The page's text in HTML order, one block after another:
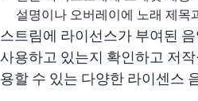
설명이나 오버레이에 노래 제목
스트림에 라이선스가 부여된
사용하고 있는지 확인하고 저
용할 수 있는 다양한 라이센스